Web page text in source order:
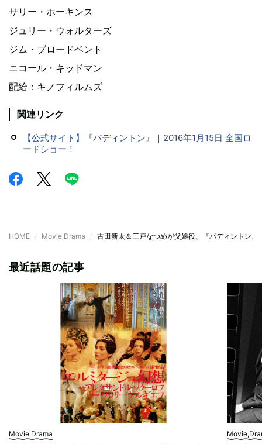
サリー・ホーキンス
ジュリー・ウォルターズ
ジム・ブロードベント
ニコール・キッドマン
配給：キノフィルムズ
関連リンク
【公式サイト】『パディントン』｜2016年1月15日 全国ロ
ードショー！
HOME Movie,Drama 古田新太＆三戸なつめが父娘役、『パディントン』
最近話題の記事
Movie,Drama